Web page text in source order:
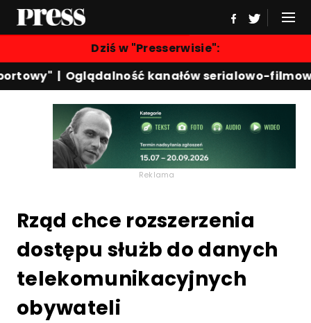
Dziś w "Presserwisie":
|Oglądalność kanałów serialowo-
Reklama
Rząd chce rozszerzenia
dostępu służb do danych
telekomunikacyjnych
obywateli